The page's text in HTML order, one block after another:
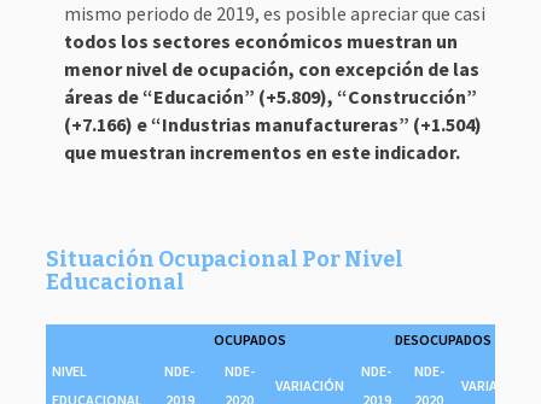
mismo periodo de 2019, es posible apreciar que casi
todos los sectores económicos muestran un
menor nivel de ocupación, con excepción de las
áreas de “Educación” (+5.809), “Construcción”
(+7.166) e “Industrias manufactureras” (+1.504)
que muestran incrementos en este indicador.
Situación Ocupacional Por Nivel
Educacional
OCUPADOS
DESOCUPADOS
NIVEL
EDUCACIONAL
NDE-
2019
NDE-
2020
VARIACIÓN
NDE-
2019
NDE-
2020
VARIACIÓN